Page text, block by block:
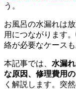
う。
お風呂の水漏れは
用につながります
絡が必要なケース
本記事では、 水漏
な原因、修理費用
く解説します。突